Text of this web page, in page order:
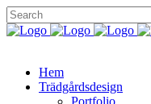
Hem
Trädgårdsdesign
Portfolio